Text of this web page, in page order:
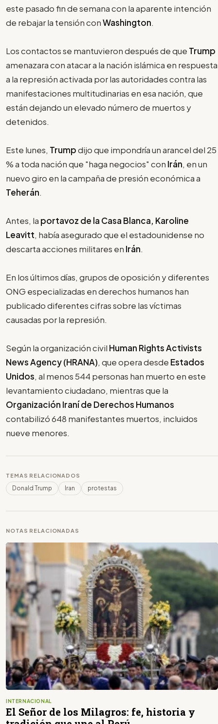
este pasado fin de semana con la aparente intención
de rebajar la tensión conWashington.
Los contactos se mantuvieron después de que Trump
amenazara con atacar a la nación islámica en respuesta
a la represión activada por las autoridades contra las
manifestaciones multitudinarias en esa nación, que
están dejando un elevado número de muertos y
detenidos.
Este lunes, Trumpdijo que impondría un arancel del 25
% a toda nación que "haga negocios" con Irán, en un
nuevo giro en la campaña de presión económica a
Teherán.
Antes, la portavoz de la Casa Blanca, Karoline
Leavitt, había asegurado que el estadounidense no
descarta acciones militares en Irán.
En los últimos días, grupos de oposición y diferentes
ONG especializadas en derechos humanos han
publicado diferentes cifras sobre las víctimas
causadas por la represión.
Según la organización civil Human Rights Activists
News Agency (HRANA), que opera desde Estados
Unidos, al menos 544 personas han muerto en este
levantamiento ciudadano, mientras que la
Organización Iraní de Derechos Humanos
contabilizó 648 manifestantes muertos, incluidos
nueve menores.
TEMAS RELACIONADOS
Donald Trump Iran protestas
NOTAS RELACIONADAS
INTERNACIONAL
El Señor de los Milagros: fe, historia y